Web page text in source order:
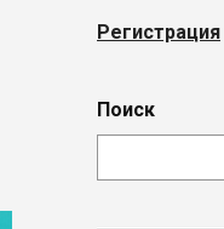
Регистрация
Поиск